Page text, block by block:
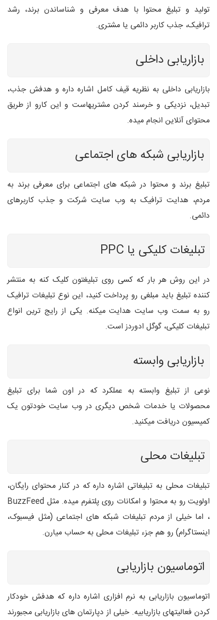
تولید و تبلیغ محتوا با هدف معرفی و شناساندن برند، رشد
ترافیک، جذب کاربر دائمی یا مشتری.
بازاریابی داخلی
بازاریابی داخلی به نظریه قیف کامل اشاره داره و هدفش جذب،
تبدیل، نزدیکی و خرسند کردن مشتریهاست و این کارو از طریق
محتوای آنلاین انجام میده.
بازاریابی شبکه های اجتماعی
تبلیغ برند و محتوا در شبکه های اجتماعی برای معرفی برند به
مردم، هدایت ترافیک به وب سایت شرکت و جذب کاربرهای
دائمی.
تبلیغات کلیکی یا PPC
در این روش هر بار که کسی روی تبلیغتون کلیک کنه به منتشر
کننده تبلیغ باید مبلغی رو پرداخت کنید، این نوع تبلیغات ترافیک
رو به سمت وب سایت هدایت میکنه. یکی از رایج ترین انواع
تبلیغات کلیکی، گوگل ادوردز است.
بازاریابی وابسته
نوعی از تبلیغ وابسته به عملکرد که در اون شما برای تبلیغ
محصولات یا خدمات شخص دیگری در وب سایت خودتون یک
کمیسیون دریافت میکنید.
تبلیغات محلی
تبلیغات محلی به تبلیغاتی اشاره داره که در کنار محتوای رایگان،
اولویت رو به محتوا و امکانات روی پلتفرم میده. مثل BuzzFeed
، اما خیلی از مردم تبلیغات شبکه های اجتماعی (مثل فیسبوک،
اینستاگرام) رو هم جزء تبلیغات محلی به حساب میارن.
اتوماسیون بازاریابی
اتوماسیون بازاریابی به نرم افزاری اشاره داره که هدفش خودکار
کردن فعالیتهای بازاریابیه. خیلی از دپارتمان های بازاریابی مجبورند